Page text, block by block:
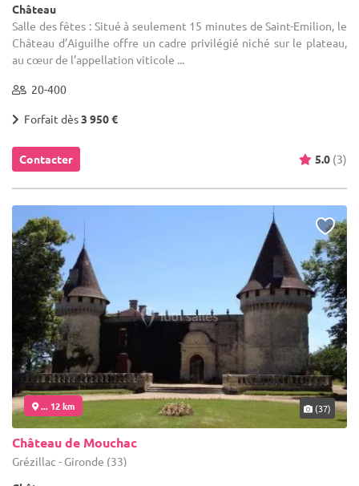
Château
Salle des fêtes : Situé à seulement 15 minutes de Saint-Emilion, le
Château d’Aiguilhe offre un cadre privilégié niché sur le plateau,
au cœur de l’appellation viticole ...
20-400
Forfait dès3 950 €
Contacter 5.0 (3)
... 12 km (37)
Château de Mouchac
Grézillac - Gironde (33)